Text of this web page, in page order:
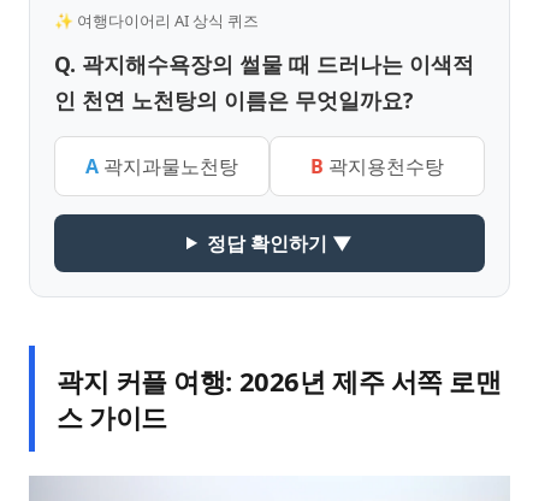
✨ 여행다이어리 AI 상식 퀴즈
Q. 곽지해수욕장의 썰물 때 드러나는 이색적
인 천연 노천탕의 이름은 무엇일까요?
A 곽지과물노천탕 B 곽지용천수탕
정답 확인하기 ▼
곽지 커플 여행: 2026년 제주 서쪽 로맨
스 가이드